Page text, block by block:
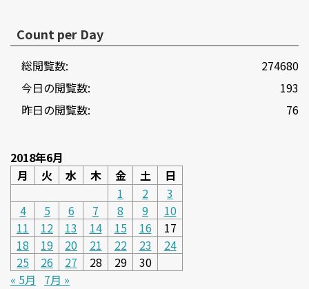
Count per Day
274680
総閲覧数:
193
今日の閲覧数:
76
昨日の閲覧数:
2018年6月
月
火 水 木 金 土
日
1
2
3
4
5 6 7 8 9
10
11
12 13 14 15 16
17
18
19 20 21 22 23
24
25
26 27 28 29
30
« 5月
7月 »